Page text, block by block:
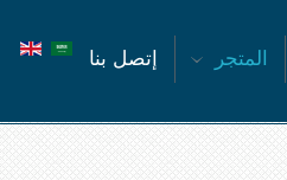
المتجر إتصل بنا